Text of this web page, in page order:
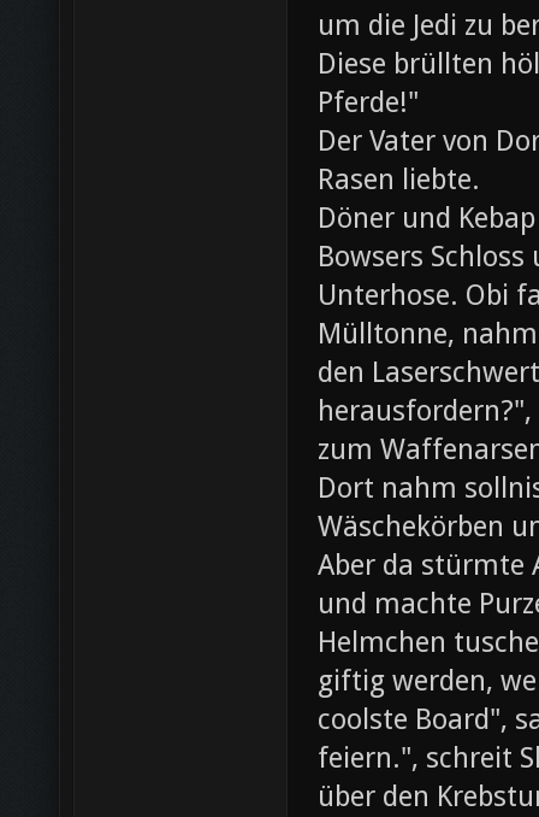
um die Jedi zu
Diese brüllten
Pferde!"
Der Vater von
Rasen liebte.
Döner und
Bowsers
Unterhose. Obi
Mülltonne,
den
zum
Dort nahm
Wäschekörben
Aber da stürmte
und machte
Helmchen
giftig werden,
coolste Board",
feiern.", schreit
über den